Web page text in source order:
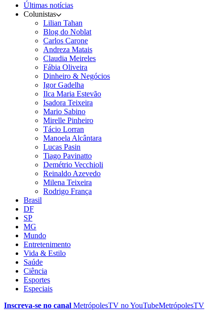
Últimas notícias
Colunistas
Lilian Tahan
Blog do Noblat
Carlos Carone
Andreza Matais
Claudia Meireles
Fábia Oliveira
Dinheiro & Negócios
Igor Gadelha
Ilca Maria Estevão
Isadora Teixeira
Mario Sabino
Mirelle Pinheiro
Tácio Lorran
Manoela Alcântara
Lucas Pasin
Tiago Pavinatto
Demétrio Vecchioli
Reinaldo Azevedo
Milena Teixeira
Rodrigo França
Brasil
DF
SP
MG
Mundo
Entretenimento
Vida & Estilo
Saúde
Ciência
Esportes
Especiais
Inscreva-se no canal MetrópolesTV noYouTubeMetrópolesTV